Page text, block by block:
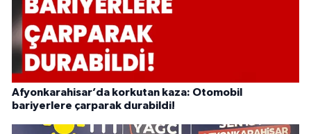
Afyonkarahisar’da korkutan kaza: Otomobil
bariyerlere çarparak durabildi!